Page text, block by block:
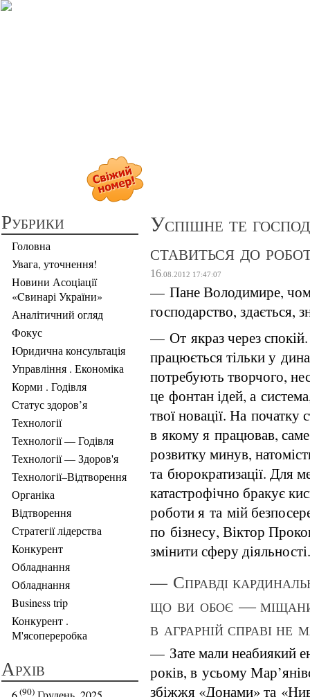
Рубрики
Головна
Увага, уточнення!
Новини Асоціації
«Cвинарі України»
Аналітичний огляд
Фокус
Юридична консультація
Управління . Економіка
Корми . Годівля
Статус здоров’я
Технології
Технології — Годівля
Технології — Здоров'я
Технології–Відтворення
Органіка
Відтворення
Стратегії лідерства
Конкурент
Обладнання
Обладнання
Business trip
Конкурент .
М'ясопереробка
Архів
(90)
Успішне те
ставиться до
16 .08.2012 17:47:07
— Пане Володимире,
господарство, здається,
— От якраз через
працюється тільки у
потребують творчого,
це фонтан ідей, а
твої новації. На початку
в якому я працював,
розвитку минув,
та бюрократизації. Для
катастрофічно бракує
роботи я та мій
по бізнесу, Віктор
змінити сферу діяльності.
— Справді
що ви обоє —
в аграрній справі не
— Зате мали неабиякий
років, в усьому
збіжжя «Донами» та